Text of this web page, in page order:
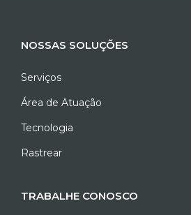
NOSSAS SOLUÇÕES
Serviços
Área de Atuação
Tecnologia
Rastrear
TRABALHE CONOSCO